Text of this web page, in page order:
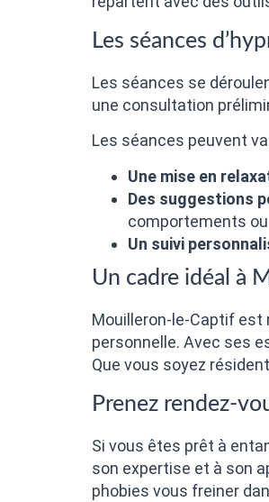
Les séances
Les séances se
une consultation
Les séances peuvent
Une mise en
Des suggestions
comportements
Un suivi
Un cadre idéal à
Mouilleron-le-Captif est
personnelle. Avec ses
Que vous soyez
Prenez rendez-
Si vous êtes prêt à
son expertise et à son
phobies vous freiner